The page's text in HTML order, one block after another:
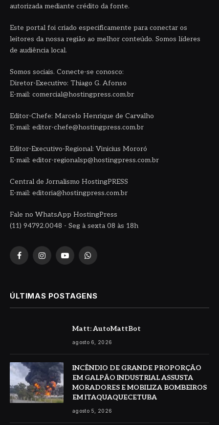
autorizada mediante crédito da fonte.
Este portal foi criado especificamente para conectar os
leitores da nossa região ao melhor conteúdo. Somos líderes
de audiência local.
Somos sociais. Conecte-se conosco:
Diretor-Executivo: Thiago G. Afonso
E-mail: comercial@hostingpress.com.br
Editor-Chefe: Marcelo Henrique de Carvalho
E-mail: editor-chefe@hostingpress.com.br
Editor-Executivo-Regional: Vinicius Mororó
E-mail: editor-regionalsp@hostingpress.com.br
Central de Jornalismo HostingPRESS
E-mail: editoria@hostingpress.com.br
Fale no WhatsApp HostingPress
(11) 94792.0048 - Seg à sexta 08 às 18h
FacebookInstagramYouTubeWhatsApp
ÚLTIMAS POSTAGENS
Matt: AutoMattBot
agosto 6, 2026
INCÊNDIO DE GRANDE PROPORÇÃO
EM GALPÃO INDUSTRIAL ASSUSTA
MORADORES E MOBILIZA BOMBEIROS
EM ITAQUAQUECETUBA
agosto 5, 2026